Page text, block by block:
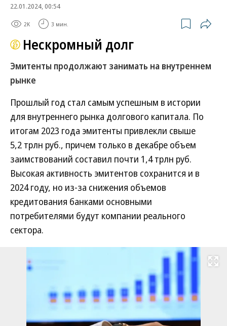
22.01.2024, 00:54
2K 3 мин.
Нескромный долг
Эмитенты продолжают занимать на внутреннем
рынке
Прошлый год стал самым успешным в истории
для внутреннего рынка долгового капитала. По
итогам 2023 года эмитенты привлекли свыше
5,2 трлн руб., причем только в декабре объем
заимствований составил почти 1,4 трлн руб.
Высокая активность эмитентов сохранится и в
2024 году, но из-за снижения объемов
кредитования банками основными
потребителями будут компании реального
сектора.
Развернуть